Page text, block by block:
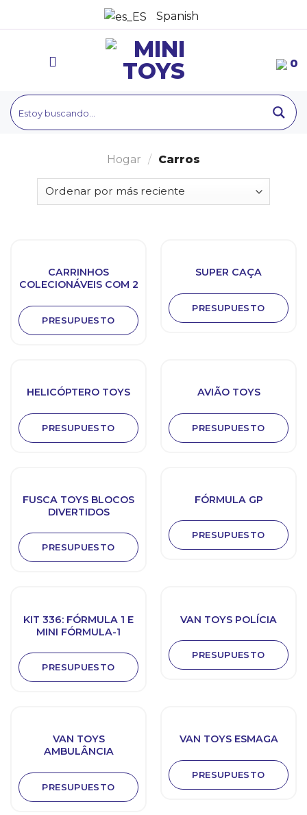
al
Spanish
0
Hogar / Carros
CARRINHOS
COLECIONÁVEIS COM 2
PRESUPUESTO
SUPER CAÇA
PRESUPUESTO
HELICÓPTERO TOYS
PRESUPUESTO
AVIÃO TOYS
PRESUPUESTO
FUSCA TOYS BLOCOS
DIVERTIDOS
PRESUPUESTO
FÓRMULA GP
PRESUPUESTO
KIT 336: FÓRMULA 1 E
MINI FÓRMULA-1
PRESUPUESTO
VAN TOYS POLÍCIA
PRESUPUESTO
VAN TOYS
AMBULÂNCIA
PRESUPUESTO
VAN TOYS ESMAGA
PRESUPUESTO